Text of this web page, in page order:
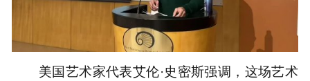
美国艺术家代表艾伦·史密斯强调，这场艺术